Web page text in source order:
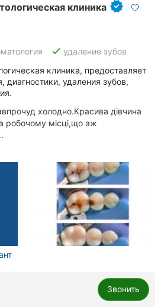
клиника
done удаление зубов
клиника, предоставляет
диагностики, удаления зубов,
холодно.Красива дівчина
робочому місці,що аж
Звонить